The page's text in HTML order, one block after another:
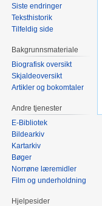
Siste endringer
Teksthistorik
Tilfeldig side
Bakgrunnsmateriale
Biografisk oversikt
Skjaldeoversikt
Artikler og bokomtaler
Andre tjenester
E-Bibliotek
Bildearkiv
Kartarkiv
Bøger
Norrøne læremidler
Film og underholdning
Hjelpesider